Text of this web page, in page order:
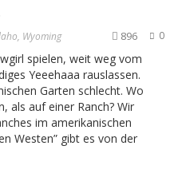
, Wyoming 0
896
spielen, weit weg vom
Yeeehaaa rauslassen.
Garten schlecht. Wo
als auf einer Ranch? Wir
im amerikanischen
Westen” gibt es von der